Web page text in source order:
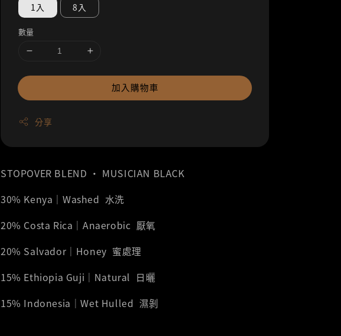
1入 8入
數量
加入購物車
分享
STOPOVER BLEND ‧ MUSICIAN BLACK
30% Kenya｜Washed 水洗
20% Costa Rica｜Anaerobic 厭氧
20% Salvador｜Honey 蜜處理
15% Ethiopia Guji｜Natural 日曬
15% Indonesia｜Wet Hulled 濕剝